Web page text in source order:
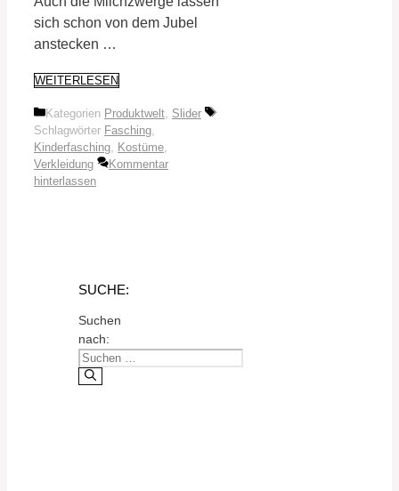
sich schon von dem Jubel
anstecken …
WEITERLESEN
Kategorien Produktwelt Slider
Schlagwörter Fasching
Kinderfasching
Kostüme
Verkleidung
Kommentar
hinterlassen
SUCHE:
Suchen
nach: